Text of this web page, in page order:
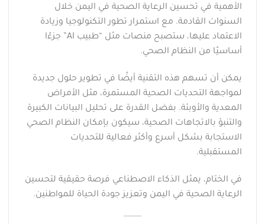
الأهمية في تحسين الرعاية الصحية في اليمن خلال
السنوات القادمة. مع استمرار تطور التكنولوجيا وزيادة
الاعتماد عليها، ستصبح منصات مثل “طبيب AI” جزءًا
أساسيًا من النظام الصحي.
يمكن أن تسهم هذه التقنية أيضًا في تطوير حلول جديدة
لمواجهة التحديات الصحية المستمرة، مثل الأمراض
المعدية والأوبئة. بفضل القدرة على تحليل البيانات الكبيرة
والتنبؤ بالاتجاهات الصحية، سيكون بإمكان النظام الصحي
الاستجابة بشكل أسرع وأكثر فعالية للتحديات
المستقبلية.
في الختام، يمثل الذكاء الاصطناعي فرصة حقيقية لتحسين
الرعاية الصحية في اليمن وتعزيز جودة الحياة للمواطنين.